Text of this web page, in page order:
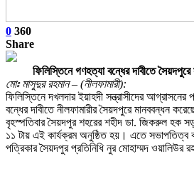
0 360
Share
ফিলিস্তিনে গণহত্যা বন্ধের দাবীতে সৈয়দপুরে
মোঃ মাসুদুর রহমান – (নীলফামারী):
ফিলিস্তিনে দখলদার ইয়াহদী সন্ত্রাসীদের আগ্রাসনের
বন্ধের দাবীতে নীলফামারীর সৈয়দপুরে মানববন্ধন
বৃহস্পতিবার সৈয়দপুর শহরের শহীদ ডা. জিকরুল হক
১১ টায় এই কার্যক্রম অনুষ্ঠিত হয়। এতে সভাপতিত্ব
পত্রিকার সৈয়দপুর প্রতিনিধি নুর মোহাম্মদ ওয়ালিউর